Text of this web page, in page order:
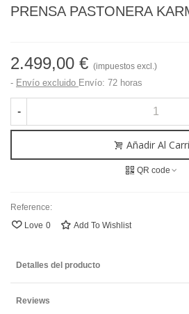
PRENSA PASTONERA
2.499,00 € (impuestos excl.)
Envío excluido Envío: 72 horas
-
Añadir Al
QR code
Reference:
Love 0 Add To Wishlist
Detalles del producto
Reviews